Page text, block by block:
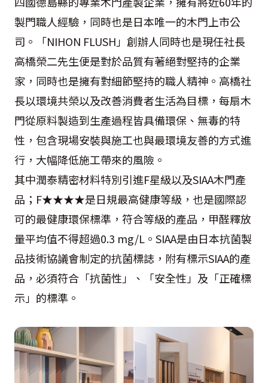
製門職人經驗，同時也是日本唯一的木門上市公
司。「NIHON FLUSH」創辦人同時也是現任社長
高橋榮二先生便是對於品質有著絕對堅持的企業
家，同時也是擁有對細節堅持的職人精神。高橋社
長以環境共榮以及改善消費者生活為目標，每扇木
門從原料製造到生產過程皆具備環保、無毒的特
性，包含現場安裝與施工也與最環境友善的方式進
行，大幅降低施工帶來的風險。
其中潤泰精密材料特別引進F星級以及SIAA木門產
品；F★★★★是日規最高健康等級，也是國際認
可的最健康環保標準，符合等級的產品，甲醛釋放
量平均值不得超過0.3 mg/L。SIAA是由日本抗菌製
品技術協議會制定的抗菌標誌，附有標示SIAA的產
品，必須符合「抗菌性」、「安全性」及「正確標
示」的標準。